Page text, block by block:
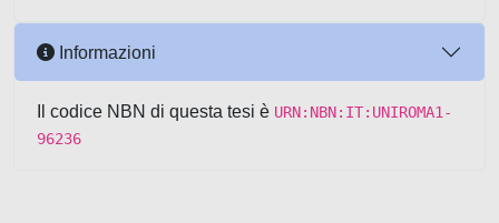
Informazioni
Il codice NBN di questa tesi è URN:NBN:IT:UNIROMA1-
96236